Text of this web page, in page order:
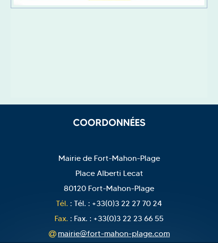
COORDONNÉES
Mairie de Fort-Mahon-Plage
Place Alberti Lecat
80120 Fort-Mahon-Plage
Tél. : Tél. : +33(0)3 22 27 70 24
Fax. : Fax. : +33(0)3 22 23 66 55
mairie@fort-mahon-plage.com